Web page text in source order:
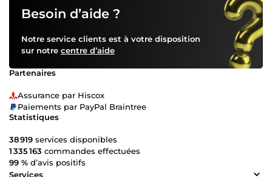
Besoin d’aide ?
Notre service clients est à votre disposition
sur notre centre d’aide
Partenaires
Assurance par Hiscox
Paiements par PayPal Braintree
Statistiques
38 919 services disponibles
1 335 163 commandes effectuées
99 % d’avis positifs
Services